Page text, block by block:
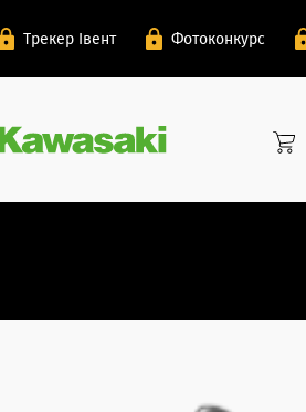
Трекер Івент Фотоконкурс